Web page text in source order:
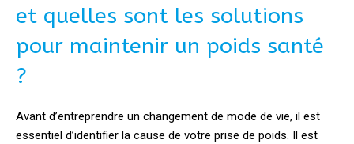
et quelles sont les solutions
pour maintenir un poids santé
?
Avant d’entreprendre un changement de mode de vie, il est
essentiel d’identifier la cause de votre prise de poids. Il est